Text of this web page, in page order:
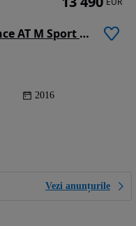
BMW Seria 3 330e iPerformance AT M Sport Shadow
2016
Vezi anunțurile